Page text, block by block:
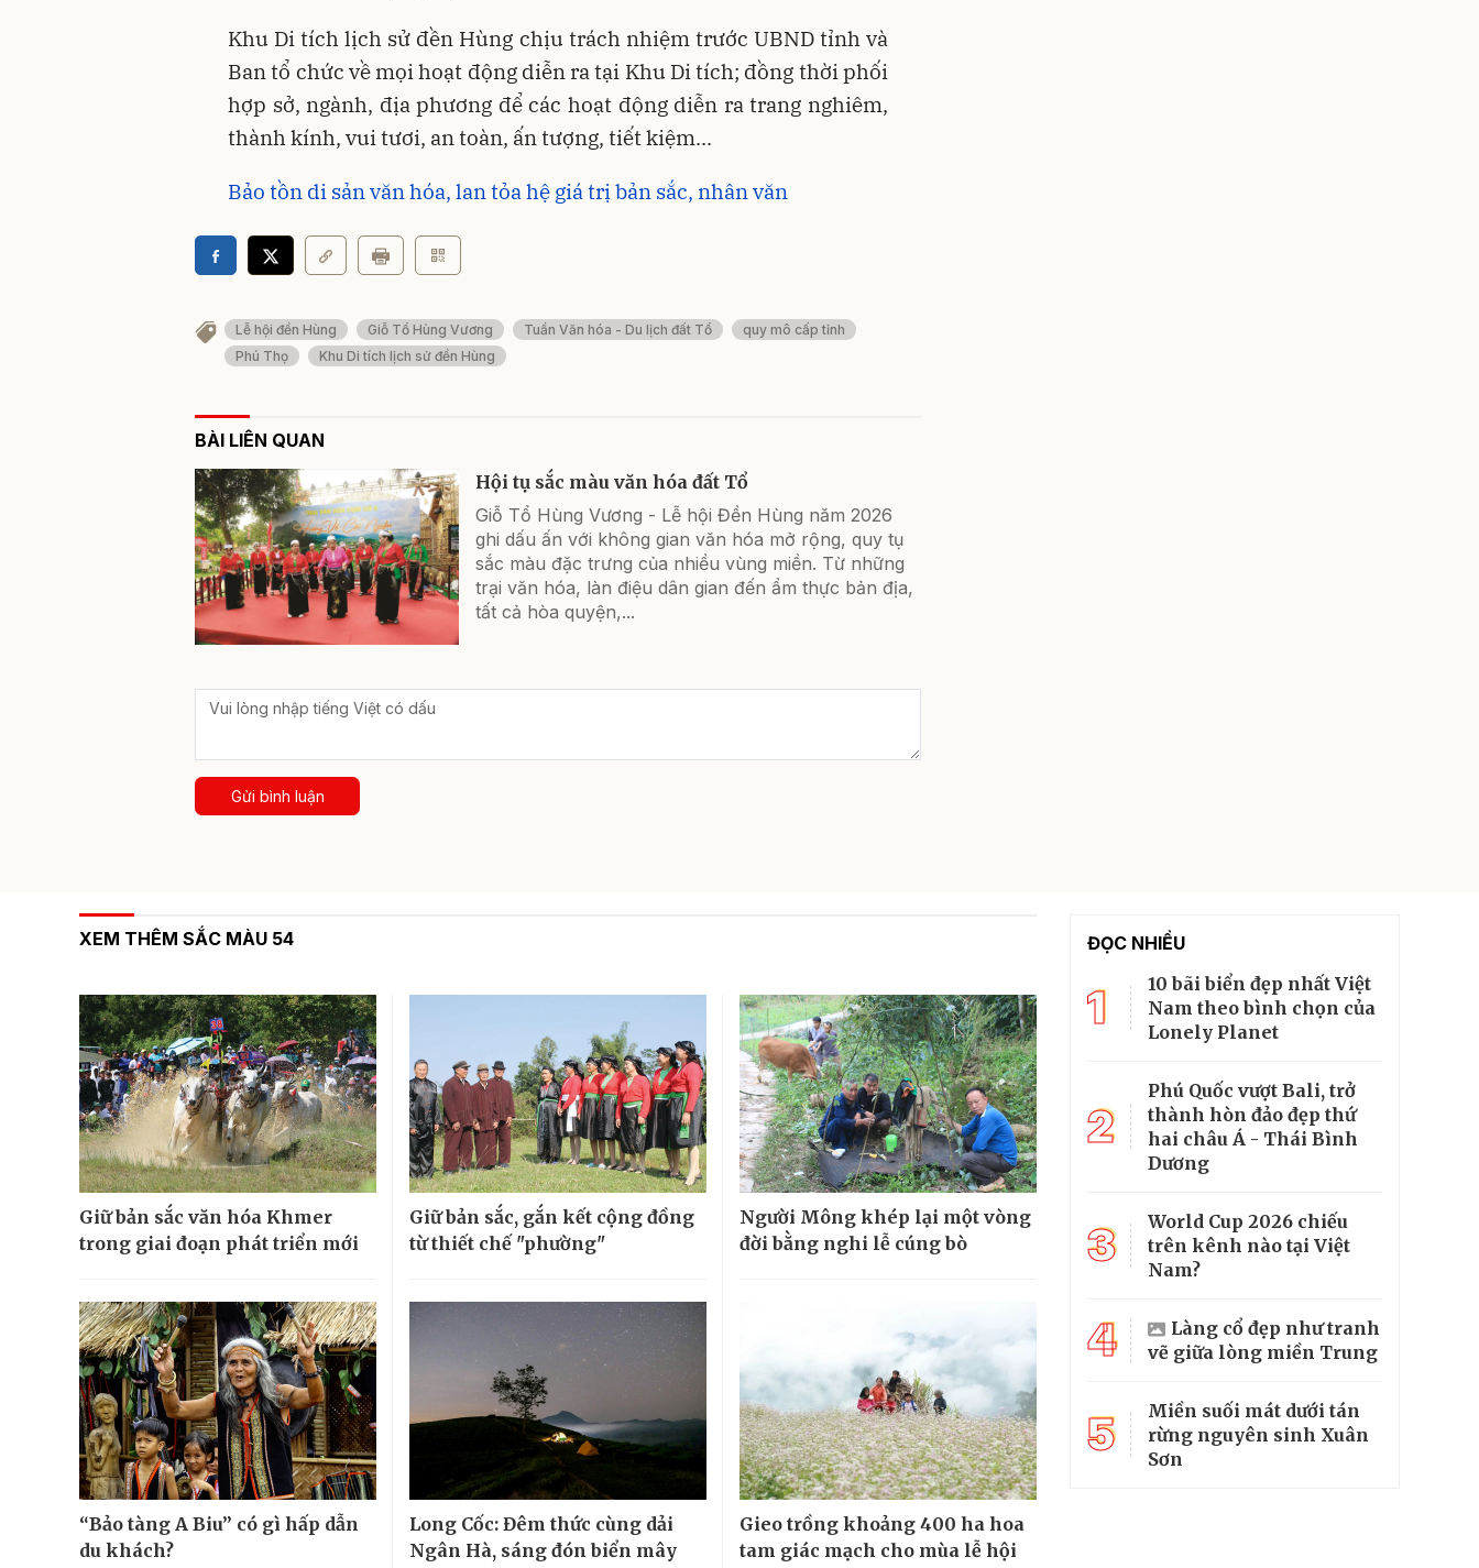
Khu Di tích lịch sử đền Hùng chịu trách nhiệm trước UBND tỉnh và
Ban tổ chức về mọi hoạt động diễn ra tại Khu Di tích; đồng thời phối
hợp sở, ngành, địa phương để các hoạt động diễn ra trang nghiêm,
thành kính, vui tươi, an toàn, ấn tượng, tiết kiệm...
Bảo tồn di sản văn hóa, lan tỏa hệ giá trị bản sắc, nhân văn
Lễ hội đền Hùng Giỗ Tổ Hùng Vương Tuần Văn hóa - Du lịch đất Tổ
quy mô cấp tỉnh
Phú Thọ
Khu Di tích lịch sử đền Hùng
BÀI LIÊN QUAN
Hội tụ sắc màu văn hóa đất Tổ
Giỗ Tổ Hùng Vương - Lễ hội Đền Hùng năm 2026
ghi dấu ấn với không gian văn hóa mở rộng, quy tụ
sắc màu đặc trưng của nhiều vùng miền. Từ những
trại văn hóa, làn điệu dân gian đến ẩm thực bản địa,
tất cả hòa quyện,...
Gửi bình luận
XEM THÊM SẮC MÀU 54
Giữ bản sắc văn hóa Khmer
trong giai đoạn phát triển mới
Giữ bản sắc, gắn kết cộng đồng
từ thiết chế "phường"
Người Mông khép lại một vòng
đời bằng nghi lễ cúng bò
“Bảo tàng A Biu” có gì hấp dẫn
du khách?
Long Cốc: Đêm thức cùng dải
Ngân Hà, sáng đón biển mây
Gieo trồng khoảng 400 ha hoa
tam giác mạch cho mùa lễ hội
ĐỌC NHIỀU
1
10 bãi biển đẹp nhất Việt
Nam theo bình chọn của
Lonely Planet
2
Phú Quốc vượt Bali, trở
thành hòn đảo đẹp thứ
hai châu Á - Thái Bình
Dương
3
World Cup 2026 chiếu
trên kênh nào tại Việt
Nam?
4
Làng cổ đẹp như tranh
vẽ giữa lòng miền Trung
5
Miền suối mát dưới tán
rừng nguyên sinh Xuân
Sơn